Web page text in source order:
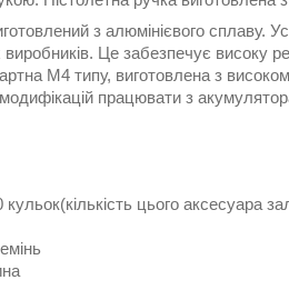
з алюмінієвого сплаву.
Це забезпечує високу
М4 типу, виготовлена з
працювати з
цього аксесуара